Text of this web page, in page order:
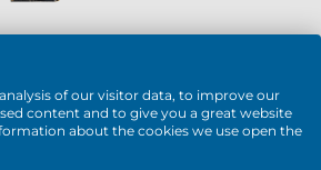
- 0 +
of our visitor data, to improve our
content and to give you a great website
about the cookies we use open the